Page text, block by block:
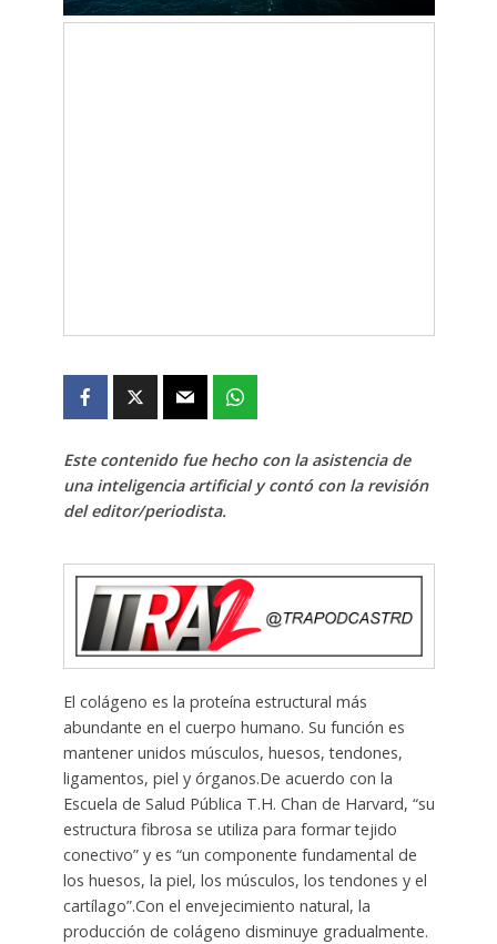
Este contenido fue hecho con la asistencia de
una inteligencia artificial y contó con la revisión
del editor/periodista.
El colágeno es la proteína estructural más
abundante en el cuerpo humano. Su función es
mantener unidos músculos, huesos, tendones,
ligamentos, piel y órganos.De acuerdo con la
Escuela de Salud Pública T.H. Chan de Harvard, “su
estructura fibrosa se utiliza para formar tejido
conectivo” y es “un componente fundamental de
los huesos, la piel, los músculos, los tendones y el
cartílago”.Con el envejecimiento natural, la
producción de colágeno disminuye gradualmente.